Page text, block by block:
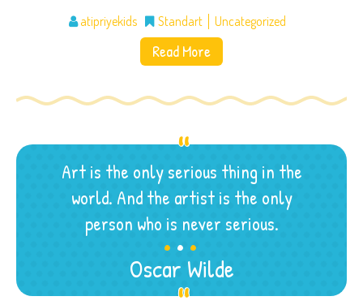
atipriyekids Standart Uncategorized
Read More
Art is the only serious thing in the
world. And the artist is the only
person who is never serious.
...
Oscar Wilde